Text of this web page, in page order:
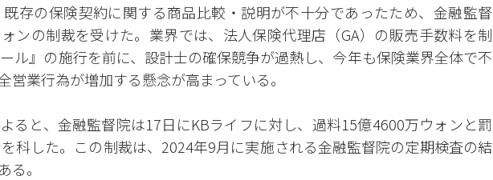
存の保険契約に関する商品比較・説明が不十分であったため、金融監督
ンの制裁を受けた。業界では、法人保険代理店（GA）の販売手数料を制
ル』の施行を前に、設計士の確保競争が過熱し、今年も保険業界全体で不
営業行為が増加する懸念が高まっている。
ると、金融監督院は17日にKBライフに対し、過料15億4600万ウォンと罰
科した。この制裁は、2024年9月に実施される金融監督院の定期検査の結
る。